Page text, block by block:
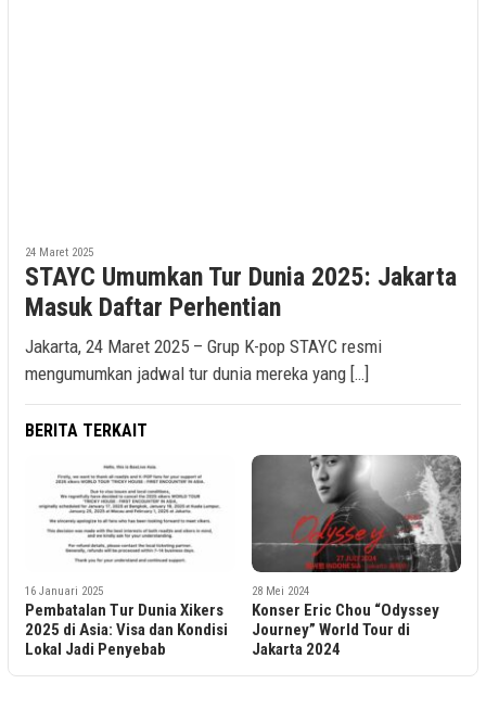
24 Maret 2025
STAYC Umumkan Tur Dunia 2025: Jakarta
Masuk Daftar Perhentian
Jakarta, 24 Maret 2025 – Grup K-pop STAYC resmi
mengumumkan jadwal tur dunia mereka yang […]
BERITA TERKAIT
16 Januari 2025
Pembatalan Tur Dunia Xikers
2025 di Asia: Visa dan Kondisi
Lokal Jadi Penyebab
28 Mei 2024
Konser Eric Chou “Odyssey
Journey” World Tour di
Jakarta 2024